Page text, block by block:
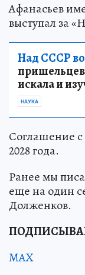
Афанасьев
выступал за
Над СССР
искала и
НАУКА
Соглашение с
2028 года.
Ранее мы
еще на один
Долженков.
MAX